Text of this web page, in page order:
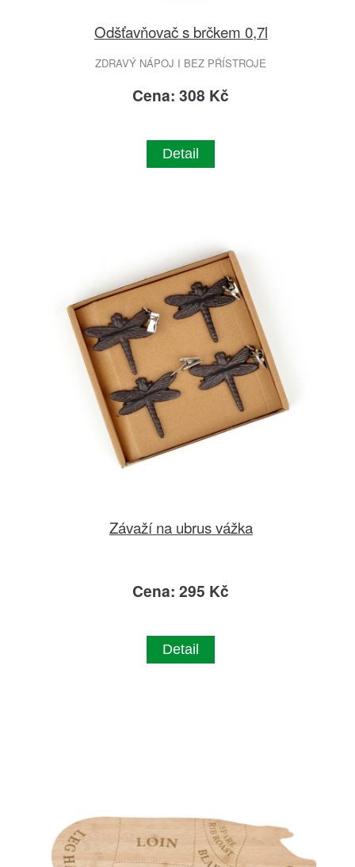
Odšťavňovač s brčkem 0,7l
ZDRAVÝ NÁPOJ I BEZ PŘÍSTROJE
Cena: 308 Kč
Detail
Závaží na ubrus vážka
Cena: 295 Kč
Detail